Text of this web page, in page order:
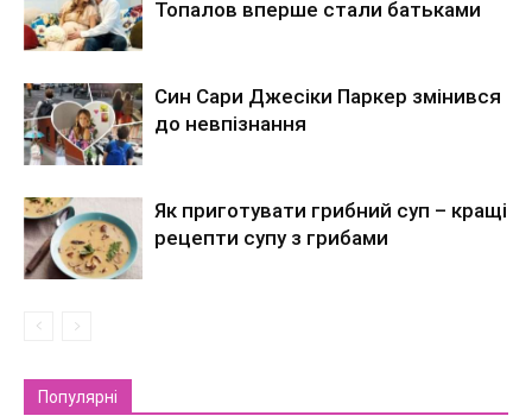
Топалов вперше стали батьками
Син Сари Джесіки Паркер змінився
до невпізнання
Як приготувати грибний суп – кращі
рецепти супу з грибами
Популярні